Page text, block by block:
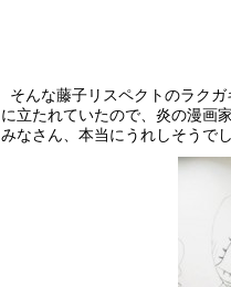
そんな藤子リスペクトのラク
に立たれていたので、炎の漫画
みなさん、本当にうれしそうで